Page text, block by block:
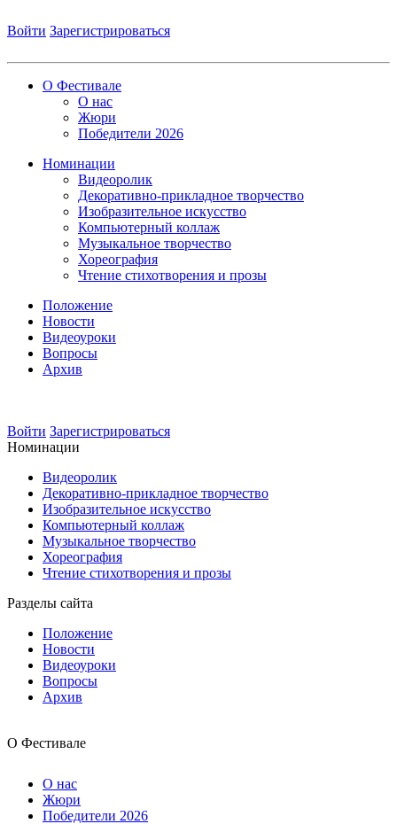
Войти Зарегистрироваться
О Фестивале
О нас
Жюри
Победители 2026
Номинации
Видеоролик
Декоративно-прикладное творчество
Изобразительное искусство
Компьютерный коллаж
Музыкальное творчество
Хореография
Чтение стихотворения и прозы
Положение
Новости
Видеоуроки
Вопросы
Архив
Войти Зарегистрироваться
Номинации
Видеоролик
Декоративно-прикладное творчество
Изобразительное искусство
Компьютерный коллаж
Музыкальное творчество
Хореография
Чтение стихотворения и прозы
Разделы сайта
Положение
Новости
Видеоуроки
Вопросы
Архив
О Фестивале
О нас
Жюри
Победители 2026